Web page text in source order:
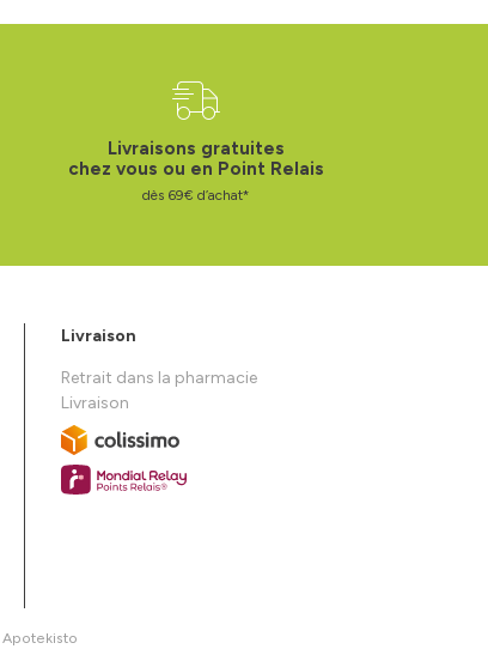
Livraisons gratuites
chez vous ou en Point Relais
dès 69€ d’achat*
Livraison
Retrait dans la pharmacie
Livraison
Apotekisto